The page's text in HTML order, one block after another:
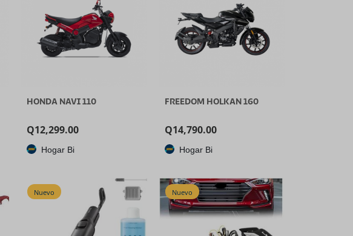
HONDA NAVI 110
Q12,299.00
Hogar Bi
FREEDOM HOLKAN 160
Q14,790.00
Hogar Bi
Nuevo Nuevo